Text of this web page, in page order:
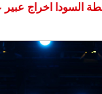
السودا اخراج عبير